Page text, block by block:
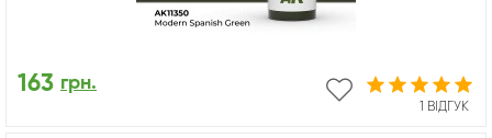
1 ВІДГУК
163 грн.